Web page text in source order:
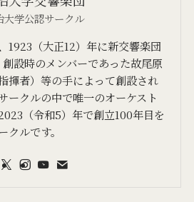
大学公認サークル
1923（大正12）年に新交響楽団
設時のメンバーであった故尾原
揮者）等の手によって創設され
ークルの中で唯一のオーケスト
（令和5）年で創立100年目を
ルです。